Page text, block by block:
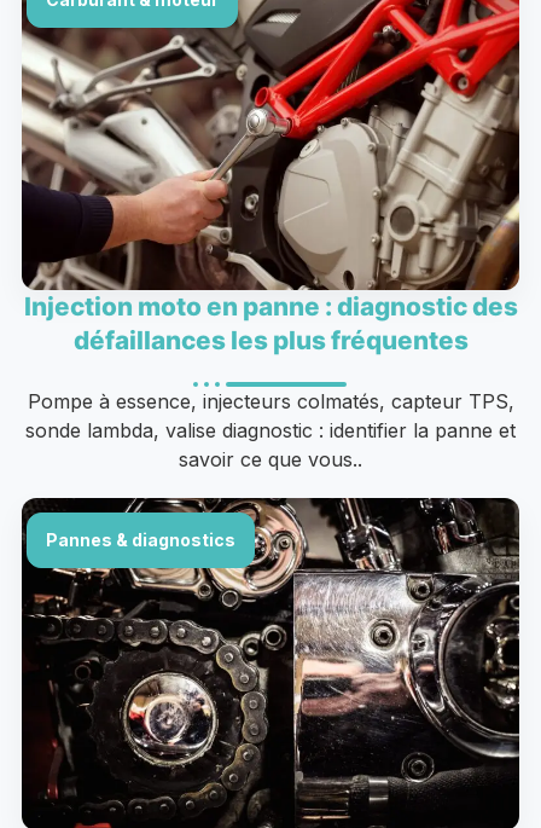
Injection moto en panne : diagnostic des
défaillances les plus fréquentes
Pompe à essence, injecteurs colmatés, capteur TPS,
sonde lambda, valise diagnostic : identifier la panne et
savoir ce que vous..
Pannes & diagnostics